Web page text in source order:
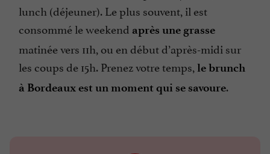
lunch (déjeuner). Le plus souvent, il est
consommé le weekend après une grasse
matinée vers 11h, ou en début d’après-midi sur
les coups de 15h. Prenez votre temps, le brunch
à Bordeaux est un moment qui se savoure.